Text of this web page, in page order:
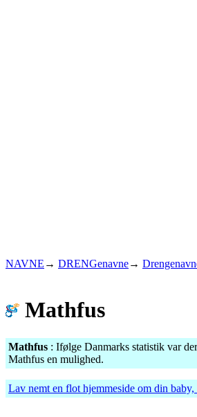
NAVNE → DRENGenavne→
Mathfus
Mathfus : Ifølge Danmarks statistik var
Mathfus en mulighed.
Lav nemt en flot hjemmeside om din baby,